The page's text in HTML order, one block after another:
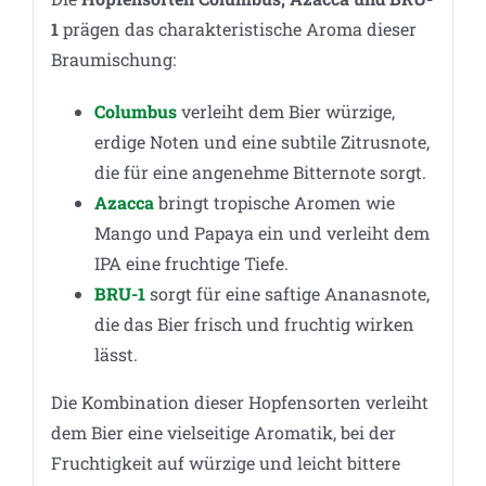
1prägen das charakteristische Aroma dieser
Braumischung:
Columbus verleiht dem Bier würzige,
erdige Noten und eine subtile Zitrusnote,
die für eine angenehme Bitternote sorgt.
Azaccabringt tropische Aromen wie
Mango und Papaya ein und verleiht dem
IPA eine fruchtige Tiefe.
BRU-1 sorgt für eine saftige Ananasnote,
die das Bier frisch und fruchtig wirken
lässt.
Die Kombination dieser Hopfensorten verleiht
dem Bier eine vielseitige Aromatik, bei der
Fruchtigkeit auf würzige und leicht bittere